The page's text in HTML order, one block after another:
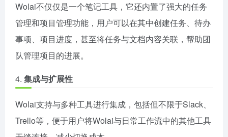
Wolai不仅仅是一个笔记工具，它还内置了强大的任务
管理和项目管理功能，用户可以在其中创建任务、待办
事项、项目进度，甚至将任务与文档内容关联，帮助团
队管理项目的进展。
4. 集成与扩展性
Wolai支持与多种工具进行集成，包括但不限于Slack、
Trello等，便于用户将Wolai与日常工作流中的其他工具